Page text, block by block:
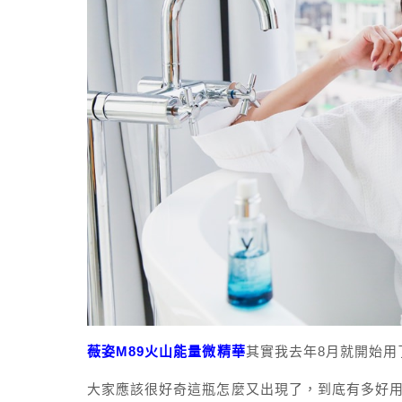
薇姿M89火山能量微精華其實我去年8月就開始用
大家應該很好奇這瓶怎麼又出現了，到底有多好